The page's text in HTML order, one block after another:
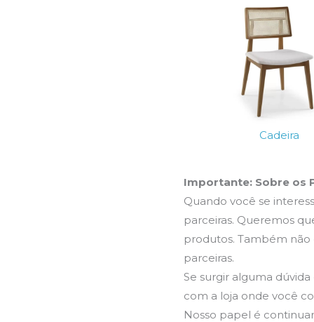
Cadeira
Importante: Sobre os
Quando você se
parceiras. Queremos
produtos. Também
parceiras.
Se surgir alguma
com a loja onde você
Nosso papel é